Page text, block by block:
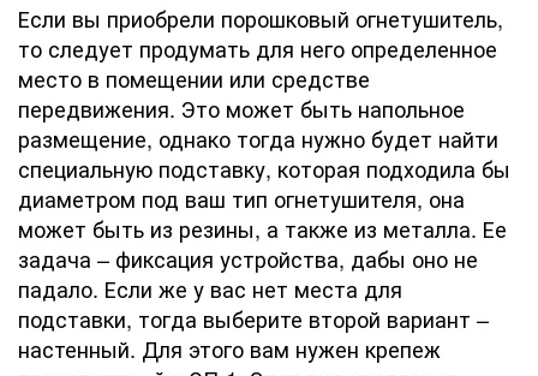
Если вы приобрели порошковый огнетушитель,
то следует продумать для него определенное
место в помещении или средстве
передвижения. Это может быть напольное
размещение, однако тогда нужно будет найти
специальную подставку, которая подходила бы
диаметром под ваш тип огнетушителя, она
может быть из резины, а также из металла. Ее
задача – фиксация устройства, дабы оно не
падало. Если же у вас нет места для
подставки, тогда выберите второй вариант –
настенный. Для этого вам нужен крепеж